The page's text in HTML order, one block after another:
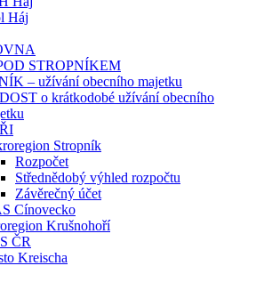
Háj
STROPNÍKEM
– užívání obecního majetku
o krátkodobé užívání obecního
Stropník
Rozpočet
Střednědobý výhled rozpočtu
Závěrečný účet
Cínovecko
Krušnohoří
ČR
Kreischa